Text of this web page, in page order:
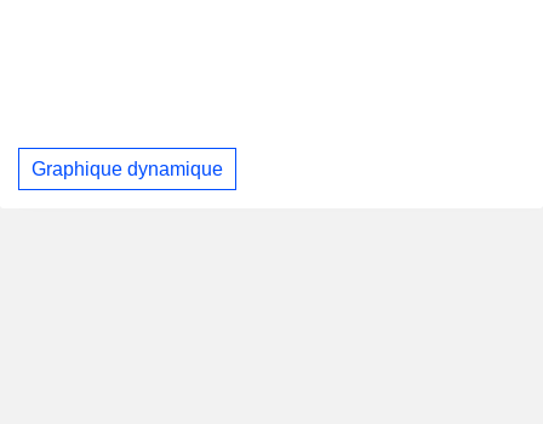
Graphique dynamique